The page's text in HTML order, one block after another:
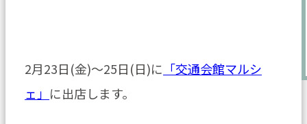
2月23日(金)～25日(日)に 「交通会館マルシ
ェ」 に出店します。